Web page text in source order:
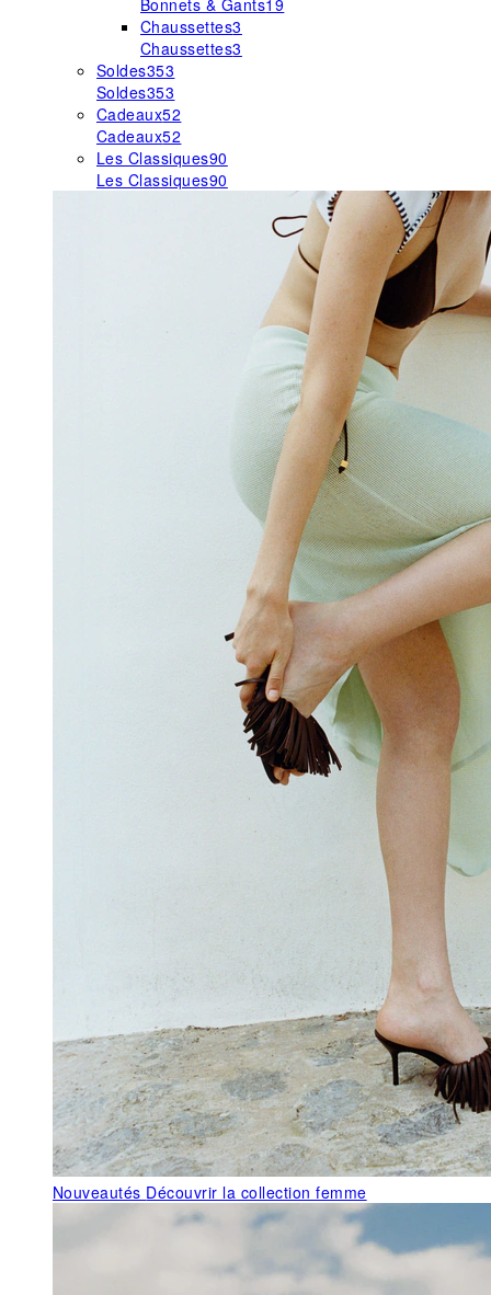
Bonnets & Gants19
Chaussettes3
Chaussettes3
Soldes353
Soldes353
Cadeaux52
Cadeaux52
Les Classiques90
Les Classiques90
Nouveautés Découvrir la collection femme